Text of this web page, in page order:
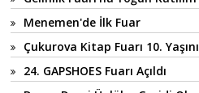
Menemen'de İlk Fuar
Çukurova Kitap Fuarı 10.
24. GAPSHOES Fuarı Açıldı